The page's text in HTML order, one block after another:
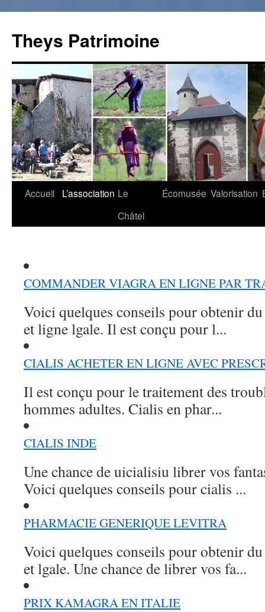
Theys Patrimoine
Aller
Accueil L’association Le
Châtel
Écomusée Valorisation
COMMANDER VIAGRA EN LIGNE PAR
Voici quelques conseils pour obtenir
et ligne lgale. Il est conçu pour l...
CIALIS ACHETER EN LIGNE AVEC
Il est conçu pour le traitement des
hommes adultes. Cialis en phar...
CIALIS INDE
Une chance de uicialisiu librer vos
Voici quelques conseils pour cialis ...
PHARMACIE GENERIQUE LEVITRA
Voici quelques conseils pour obtenir
et lgale. Une chance de librer vos fa...
PRIX KAMAGRA EN ITALIE